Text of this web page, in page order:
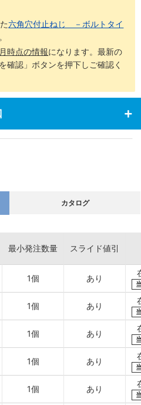
六角穴付止ねじ －ボルトタイ
時点の情報になります。最新の
確認」ボタンを押下しご確認く
カタログ
最小発注数量 スライド値引
1個 あり
1個 あり
1個 あり
1個 あり
1個 あり